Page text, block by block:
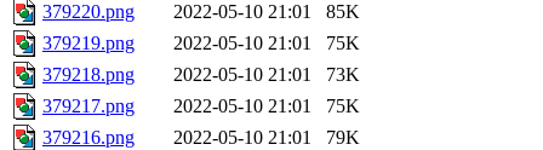
379220.png 2022-05-10 21:01
85K
379219.png
2022-05-10 21:01
75K
379218.png
2022-05-10 21:01
73K
379217.png
2022-05-10 21:01
75K
379216.png
2022-05-10 21:01
79K